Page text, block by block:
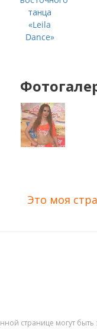
танца
«Leila
Dance»
Это моя
странице могут